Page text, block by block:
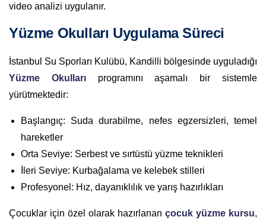
video analizi uygulanır.
Yüzme Okulları Uygulama Süreci
İstanbul Su Sporları Kulübü, Kandilli bölgesinde uyguladığı
Yüzme Okullarıprogramını aşamalı bir sistemle
yürütmektedir:
Başlangıç: Suda durabilme, nefes egzersizleri, temel
hareketler
Orta Seviye: Serbest ve sırtüstü yüzme teknikleri
İleri Seviye: Kurbağalama ve kelebek stilleri
Profesyonel: Hız, dayanıklılık ve yarış hazırlıkları
Çocuklar için özel olarak hazırlanan çocuk yüzme kursu,